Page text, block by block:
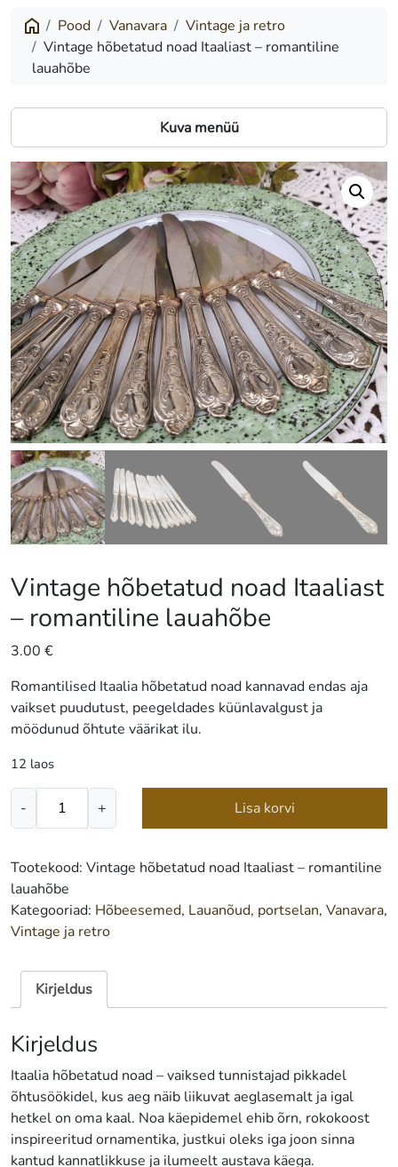
noad
Itaaliast
romantiline
lauahõbe
Pood Vanavara
Vintage ja retro
Vintage hõbetatud noad Itaaliast – romantiline
lauahõbe
Kuva menüü
Vintage hõbetatud noad Itaaliast
– romantiline lauahõbe
3.00 €
Romantilised Itaalia hõbetatud noad kannavad endas aja
vaikset puudutust, peegeldades küünlavalgust ja
möödunud õhtute väärikat ilu.
12 laos
-
hõbetatud
Itaaliast
–
romantiline
lauahõbe
+ Lisa korvi
Tootekood: Vintage hõbetatud noad Itaaliast – romantiline
lauahõbe
Kategooriad: Hõbeesemed, Lauanõud, portselan, Vanavara,
Vintage ja retro
Kirjeldus
Kirjeldus
Itaalia hõbetatud noad – vaiksed tunnistajad pikkadel
õhtusöökidel, kus aeg näib liikuvat aeglasemalt ja igal
hetkel on oma kaal. Noa käepidemel ehib õrn, rokokoost
inspireeritud ornamentika, justkui oleks iga joon sinna
kantud kannatlikkuse ja ilumeelt austava käega.